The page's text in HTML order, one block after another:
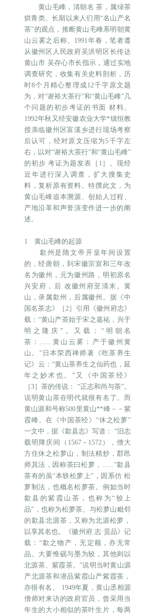
黄山毛峰，清朝名 茶，属绿茶
烘青类。长期以来人们用“名山产名
茶”的观点，推断黄山毛峰系明朝黄
山云雾之后称。1991年春，笔者遵
从徽州区人民政府吴洪明区长传达
黄山市 吴存心市长指示，通过实地
调查研究，收集有关史料剖析，历
时8个月精心整理成12千字原文题
为，对“谢裕大茶行”和“黄山毛峰”几
个问题的初步考证的书面 材料。
1992年秋又经安徽农业大学*镇恒教
授亲临徽州区富溪乡进行现场考察
后认可，经对原文压缩为5千字左
右，以对“谢裕大茶行”和“黄山毛峰”
的初步 考证为题发表［1］。现经
近年进行深入调查，扩大搜集史
料，复析原有资料。特撰此文，为
黄山毛峰追本溯源、创始人过程、
产地沿革和声誉演变作进一步的阐
述。
1 黄山毛峰的起源
歙州是隋文帝开皇年间设置
的，经唐朝，到宋徽宗宣和三年改
名为徽州，元为徽州路，明初原名
兴安府，后 改徽州府至清末。黄
山，录属歙州，后属徽州。据《中
国名茶志》［2］引用《徽州府志》
载：“黄山产茶始于宋之嘉祐，兴于
明之隆庆”。又载：“明朝名
茶：......黄山云雾：产于徽州黄
山。”日本荣西禅师著《吃茶养生
记》云：“黄山茶养生之仙药也，延
年之妙术也。”又《中国茶经》
［3］茶的传说： “正志和尚与茶”。
说明黄山茶在明代就很有名了。而
黄山源和号称500里黄山**峰－－紫
霞峰。在《中国茶经》“休之松萝”
一文中，据《歙县志》写道： “旧志
载明降庆间（1567－1572），僧大
方住休之松萝山，制法精炒，郡邑
师其法，因称茶曰松萝，......”歙县
茶有的虽“本轶松萝上”，因系仿 松
萝制法，也概名松萝茶。例如当时
歙县的紫霞山茶，也称为“较上
品”，也称为松萝茶。与松萝山毗邻
的歙县北源茶，又称为北源松萝，
以享其名也。《徽州府 志·贡品》记
载：“歙之物产，无定额，亦无常
品。大要惟砚与墨为较，其他则以
北源茶、紫霞茶。”说明当时黄山源
产北源茶和潜品紫霞山产紫霞茶，
亦很有名。 1949年夏，黄山丞相源
僧师对来访的政府官员，曾采用当
年生的大小相似的茶叶生片，每两